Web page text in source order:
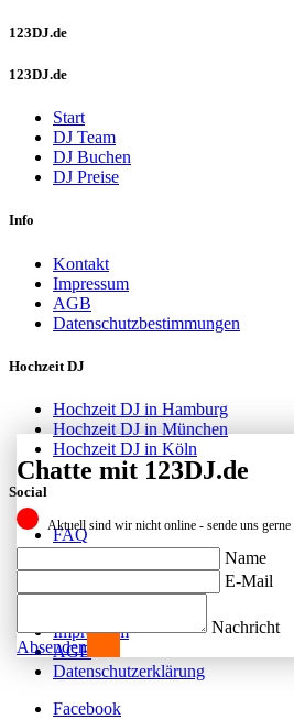
123DJ.de
123DJ.de
Start
DJ Team
DJ Buchen
DJ Preise
Info
Kontakt
Impressum
AGB
Datenschutzbestimmungen
Hochzeit DJ
Hochzeit DJ in Hamburg
Hochzeit DJ in München
Hochzeit DJ in Köln
Social
FAQ
Facebook
Instagram
Impressum
AGB
Datenschutzerklärung
Facebook
Chatte mit 123DJ.de
Aktuell sind wir nicht online - sende uns gerne
Name
E-Mail
Nachricht
Absenden